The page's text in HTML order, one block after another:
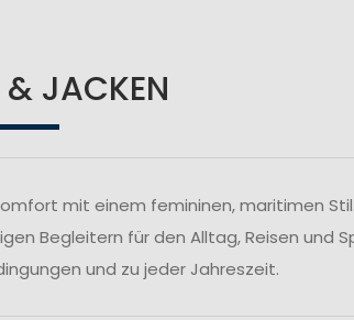
& JACKEN
mit einem femininen, maritimen
Begleitern für den Alltag, Reisen und
und zu jeder Jahreszeit.